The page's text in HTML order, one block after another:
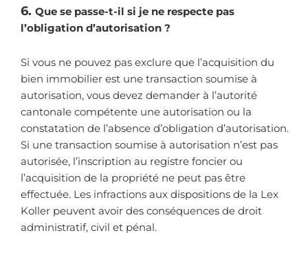
6. Que se passe-t-il si je ne respecte pas
l’obligation d’autorisation ?
Si vous ne pouvez pas exclure que l’acquisition du
bien immobilier est une transaction soumise à
autorisation, vous devez demander à l’autorité
cantonale compétente une autorisation ou la
constatation de l’absence d’obligation d’autorisation.
Si une transaction soumise à autorisation n’est pas
autorisée, l’inscription au registre foncier ou
l’acquisition de la propriété ne peut pas être
effectuée. Les infractions aux dispositions de la Lex
Koller peuvent avoir des conséquences de droit
administratif, civil et pénal.